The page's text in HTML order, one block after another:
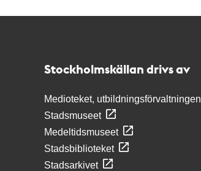
Stockholmskällan drivs av
Medioteket, utbildningsförvaltningen
Stadsmuseet
Medeltidsmuseet
Stadsbiblioteket
Stadsarkivet